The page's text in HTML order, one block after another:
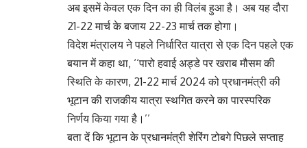
अब इसमें केवल एक दिन का ही विलंब हुआ है। अब यह दौरा
21-22 मार्च के बजाय 22-23 मार्च तक होगा।
विदेश मंत्रालय ने पहले निर्धारित यात्रा से एक दिन पहले एक
बयान में कहा था, ‘‘पारो हवाई अड्डे पर खराब मौसम की
स्थिति के कारण, 21-22 मार्च 2024 को प्रधानमंत्री की
भूटान की राजकीय यात्रा स्थगित करने का पारस्परिक
निर्णय किया गया है।’’
बता दें कि भूटान के प्रधानमंत्री शेरिंग टोबगे पिछले सप्ताह